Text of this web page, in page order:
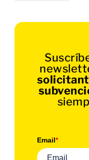
Email*